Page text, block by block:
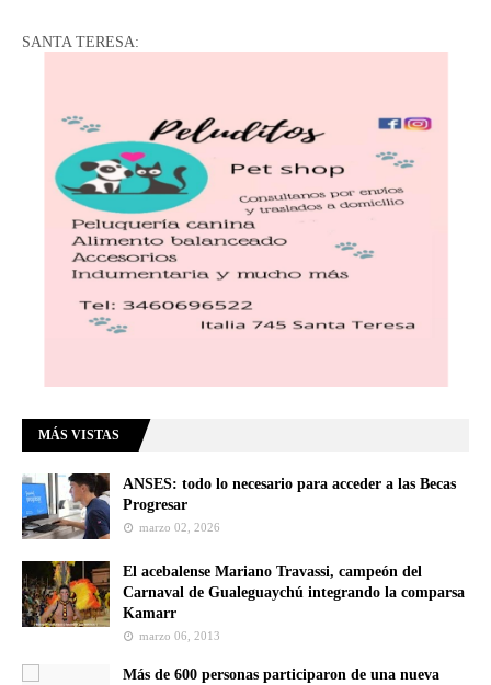
SANTA TERESA:
MÁS VISTAS
ANSES: todo lo necesario para acceder a las Becas
Progresar
marzo 02, 2026
El acebalense Mariano Travassi, campeón del
Carnaval de Gualeguaychú integrando la comparsa
Kamarr
marzo 06, 2013
Más de 600 personas participaron de una nueva